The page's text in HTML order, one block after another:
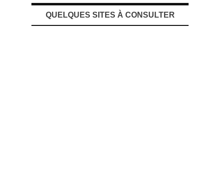
QUELQUES SITES À CONSULTER